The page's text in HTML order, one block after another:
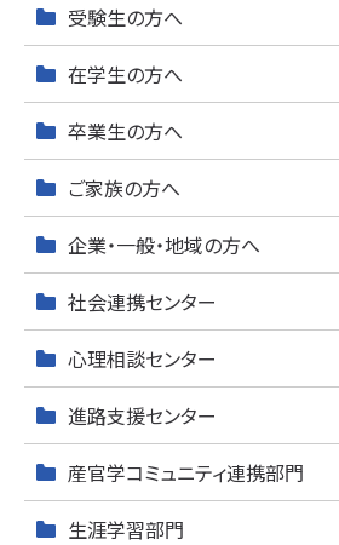
受験生の方へ
在学生の方へ
卒業生の方へ
ご家族の方へ
企業・一般・地域の方へ
社会連携センター
心理相談センター
進路支援センター
産官学コミュニティ連携部門
生涯学習部門